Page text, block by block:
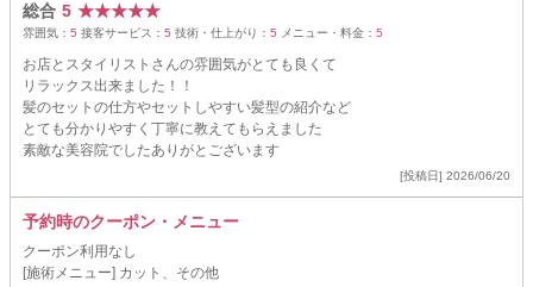
総合 5 ★★★★★
雰囲気： 5 接客サービス： 5 技術・仕上がり： 5 メニュー・料金： 5
お店とスタイリストさんの雰囲気がとても良くて
リラックス出来ました！！
髪のセットの仕方やセットしやすい髪型の紹介など
とても分かりやすく丁寧に教えてもらえました
素敵な美容院でしたありがとございます
[投稿日] 2026/06/20
予約時のクーポン・メニュー
クーポン利用なし
[施術メニュー] カット、その他